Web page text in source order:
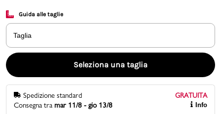
Accedi | Registrati
Carrello
Promo & News
negozi
contatti
Guida alle taglie
Taglia
Seleziona una taglia
Spedizione standard
GRATUITA
Consegna tra mar 11/8 - gio 13/8 Info